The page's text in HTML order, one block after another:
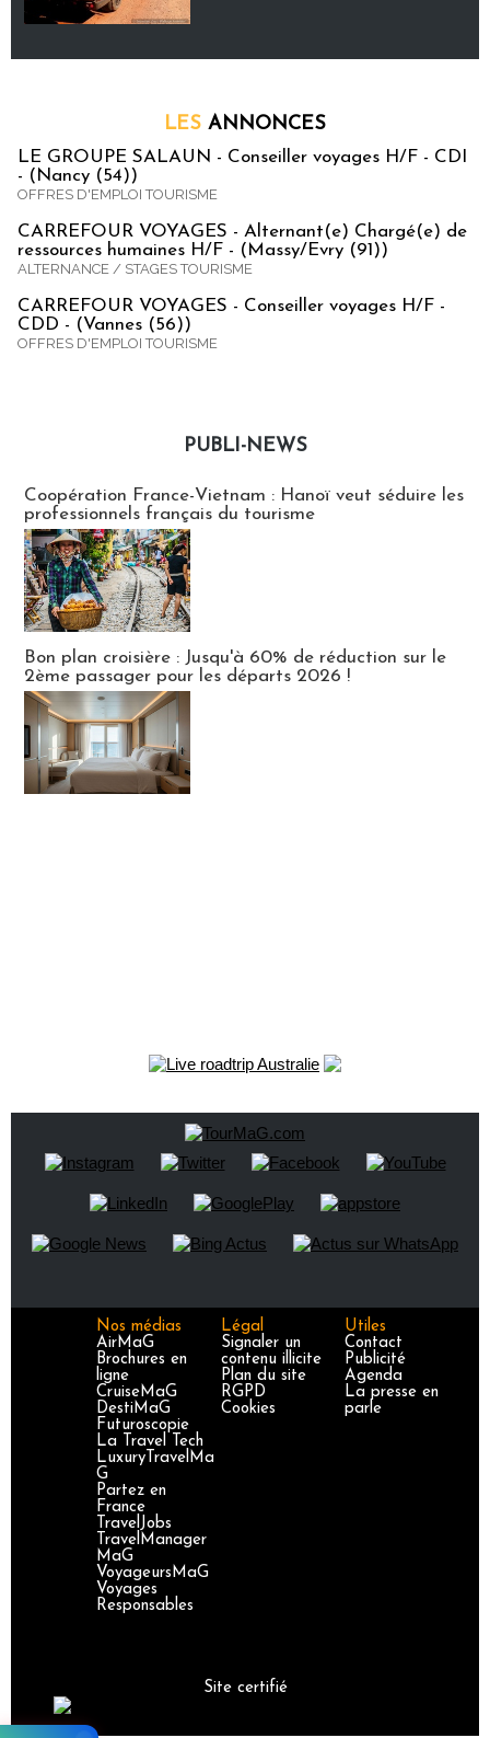
LES ANNONCES
LE GROUPE SALAUN - Conseiller voyages H/F - CDI
- (Nancy (54))
OFFRES D'EMPLOI TOURISME
CARREFOUR VOYAGES - Alternant(e) Chargé(e) de
ressources humaines H/F - (Massy/Evry (91))
ALTERNANCE / STAGES TOURISME
CARREFOUR VOYAGES - Conseiller voyages H/F -
CDD - (Vannes (56))
OFFRES D'EMPLOI TOURISME
PUBLI-NEWS
Coopération France-Vietnam : Hanoï veut séduire les
professionnels français du tourisme
Bon plan croisière : Jusqu'à 60% de réduction sur le
2ème passager pour les départs 2026 !
Nos médias
AirMaG
Brochures en
ligne
CruiseMaG
DestiMaG
Futuroscopie
La Travel Tech
LuxuryTravelMa
G
Partez en
France
TravelJobs
TravelManager
MaG
VoyageursMaG
Voyages
Responsables
Légal
Signaler un
contenu illicite
Plan du site
RGPD
Cookies
Utiles
Contact
Publicité
Agenda
La presse en
parle
Site certifié